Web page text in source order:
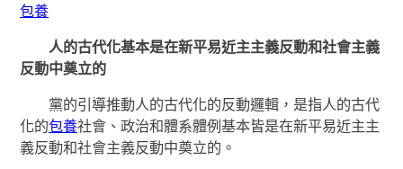
包養
人的古代化基本是在新平易近主主義反動和社會主義
反動中奠立的
黨的引導推動人的古代化的反動邏輯，是指人的古代
化的包養社會、政治和體系體例基本皆是在新平易近主主
義反動和社會主義反動中奠立的。